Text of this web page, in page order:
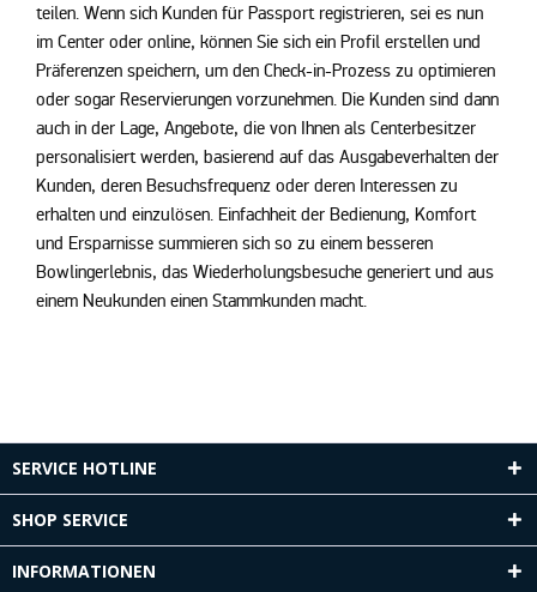
teilen. Wenn sich Kunden für Passport registrieren, sei es nun
im Center oder online, können Sie sich ein Profil erstellen und
Präferenzen speichern, um den Check-in-Prozess zu optimieren
oder sogar Reservierungen vorzunehmen. Die Kunden sind dann
auch in der Lage, Angebote, die von Ihnen als Centerbesitzer
personalisiert werden, basierend auf das Ausgabeverhalten der
Kunden, deren Besuchsfrequenz oder deren Interessen zu
erhalten und einzulösen. Einfachheit der Bedienung, Komfort
und Ersparnisse summieren sich so zu einem besseren
Bowlingerlebnis, das Wiederholungsbesuche generiert und aus
einem Neukunden einen Stammkunden macht.
SERVICE HOTLINE
SHOP SERVICE
INFORMATIONEN